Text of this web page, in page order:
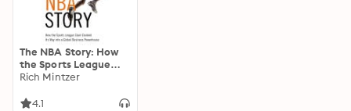
The NBA Story: How
the Sports League
Slam-Dunked Its Way
Powerhouse
Rich Mintzer
4.1